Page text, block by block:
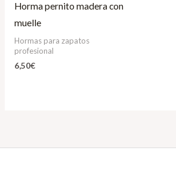
Horma pernito madera con
muelle
Hormas para zapatos
profesional
6,50€